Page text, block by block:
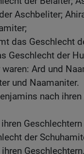
Aschbeliter;
das Geschlecht
Geschlecht der
waren: Ard und
und Naamaniter.
nach
der
Geschlechtern.